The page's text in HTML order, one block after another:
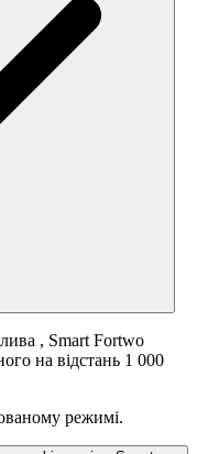
, Smart Fortwo
на відстань 1 000
режимі.